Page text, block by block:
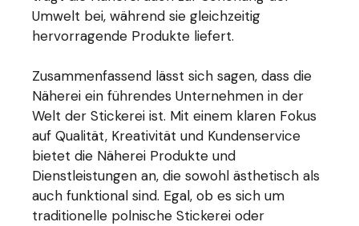
Umwelt bei, während sie gleichzeitig
hervorragende Produkte liefert.
Zusammenfassend lässt sich sagen, dass die
Näherei ein führendes Unternehmen in der
Welt der Stickerei ist. Mit einem klaren Fokus
auf Qualität, Kreativität und Kundenservice
bietet die Näherei Produkte und
Dienstleistungen an, die sowohl ästhetisch als
auch funktional sind. Egal, ob es sich um
traditionelle polnische Stickerei oder